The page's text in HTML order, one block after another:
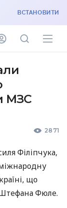
ВСТАНОВИТИ
МЗС
2871
Філіпчука,
що
Штефана Фюле.